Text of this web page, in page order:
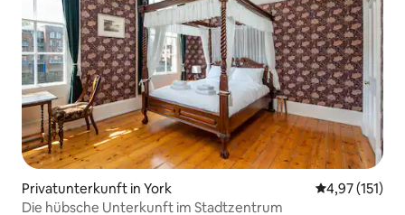
Privatunterkunft in York
4,97 (151)
Die hübsche Unterkunft im Stadtzentrum